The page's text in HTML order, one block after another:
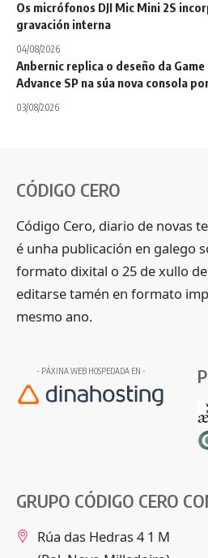
Os micrófonos DJI Mic Mini 2S
gravación interna
04/08/2026
Anbernic replica o deseño da Game
Advance SP na súa nova consola
03/08/2026
CÓDIGO CERO
Código Cero, diario de novas
é unha publicación en galego
formato dixital o 25 de xullo
editarse tamén en formato
mesmo ano.
- PÁXINA WEB HOSPEDADA EN -
GRUPO CÓDIGO CERO
Rúa das Hedras 4 1 M